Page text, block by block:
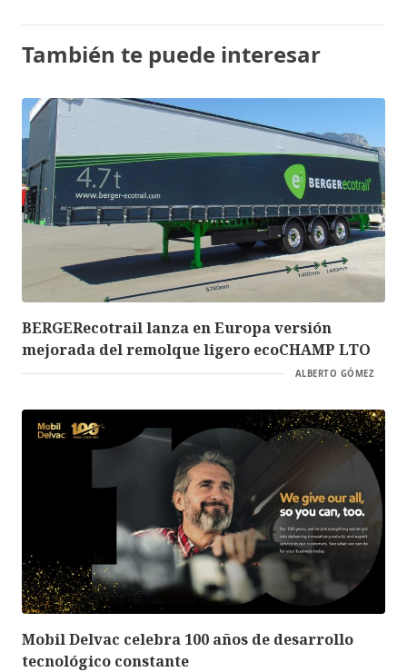
También te puede interesar
BERGERecotrail lanza en Europa versión
mejorada del remolque ligero ecoCHAMP LTO
ALBERTO GÓMEZ
Mobil Delvac celebra 100 años de desarrollo
tecnológico constante